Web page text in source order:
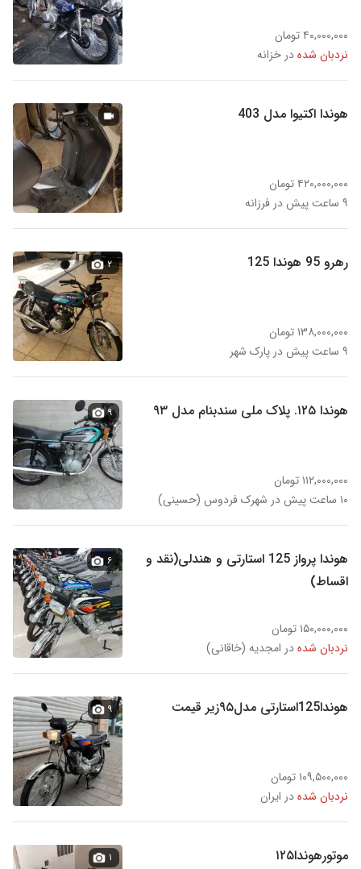
۴۰,۰۰۰,۰۰۰ تومان
نردبان شدهدر خزانه
هوندا اکتیوا مدل 403
۴۲۰,۰۰۰,۰۰۰ تومان
۹ ساعت پیش در فرزانه
رهرو 95 هوندا 125
۱۳۸,۰۰۰,۰۰۰ تومان
۹ ساعت پیش در پارک شهر
۲
هوندا ۱۲۵. پلاک ملی سندبنام مدل ۹۳
۱۱۲,۰۰۰,۰۰۰ تومان
۱۰ ساعت پیش در شهرک فردوس (حسینی)
۹
هوندا پرواز 125 استارتی و هندلی(نقد و
اقساط)
۱۵۰,۰۰۰,۰۰۰ تومان
نردبان شدهدر امجدیه (خاقانی)
۶
هوندا125استارتی مدل۹۵زیر قیمت
۱۰۹,۵۰۰,۰۰۰ تومان
نردبان شدهدر ایران
۹
موتورهوندا۱۲۵ ۱